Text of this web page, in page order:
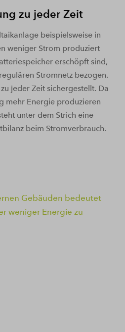
zu jeder Zeit
beispielsweise in
weniger Strom produziert
erschöpft sind,
Stromnetz bezogen.
jeder Zeit sichergestellt. Da
mehr Energie produzieren
unter dem Strich eine
beim Stromverbrauch.
Gebäuden bedeutet
weniger Energie zu